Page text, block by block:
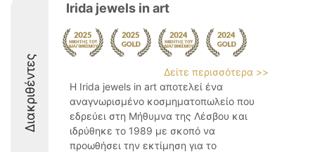
Διακριθέντες
Irida jewels in art
Δείτε περισσότερα >>
Η Irida jewels in art αποτελεί ένα
αναγνωρισμένο κοσμηματοπωλείο που
εδρεύει στη Μήθυμνα της Λέσβου και
ιδρύθηκε το 1989 με σκοπό να
προωθήσει την εκτίμηση για το